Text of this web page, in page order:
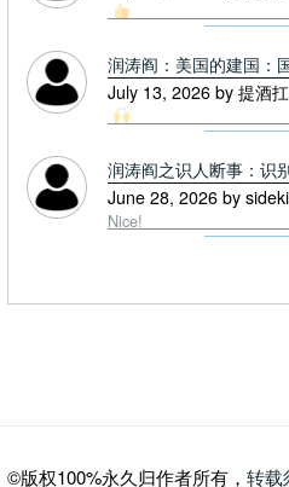
润涛阎：美国的建国：
July 13, 2026 by 提酒
润涛阎之识人断事：识
June 28, 2026 by
Nice!
©版权100%永久归作者所有， 转载